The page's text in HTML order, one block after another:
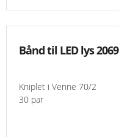
Bånd til LED lys 2069
Kniplet i Venne 70/2
30 par